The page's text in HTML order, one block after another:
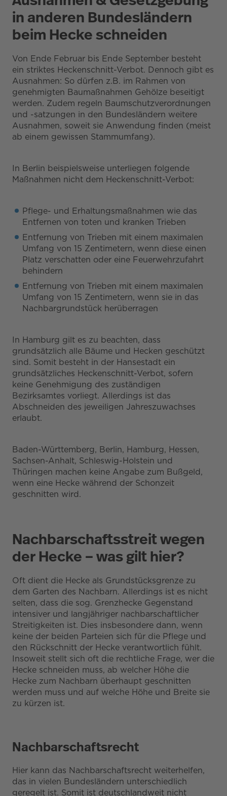
in anderen Bundesländern
beim Hecke schneiden
Von Ende Februar bis Ende September besteht
ein striktes Heckenschnitt-Verbot. Dennoch gibt es
Ausnahmen: So dürfen z.B. im Rahmen von
genehmigten Baumaßnahmen Gehölze beseitigt
werden. Zudem regeln Baumschutzverordnungen
und -satzungen in den Bundesländern weitere
Ausnahmen, soweit sie Anwendung finden (meist
ab einem gewissen Stammumfang).
In Berlin beispielsweise unterliegen folgende
Maßnahmen nicht dem Heckenschnitt-Verbot:
Pflege- und Erhaltungsmaßnahmen wie das
Entfernen von toten und kranken Trieben
Entfernung von Trieben mit einem maximalen
Umfang von 15 Zentimetern, wenn diese einen
Platz verschatten oder eine Feuerwehrzufahrt
behindern
Entfernung von Trieben mit einem maximalen
Umfang von 15 Zentimetern, wenn sie in das
Nachbargrundstück herüberragen
In Hamburg gilt es zu beachten, dass
grundsätzlich alle Bäume und Hecken geschützt
sind. Somit besteht in der Hansestadt ein
grundsätzliches Heckenschnitt-Verbot, sofern
keine Genehmigung des zuständigen
Bezirksamtes vorliegt. Allerdings ist das
Abschneiden des jeweiligen Jahreszuwachses
erlaubt.
Baden-Württemberg, Berlin, Hamburg, Hessen,
Sachsen-Anhalt, Schleswig-Holstein und
Thüringen machen keine Angabe zum Bußgeld,
wenn eine Hecke während der Schonzeit
geschnitten wird.
Nachbarschaftsstreit wegen
der Hecke – was gilt hier?
Oft dient die Hecke als Grundstücksgrenze zu
dem Garten des Nachbarn. Allerdings ist es nicht
selten, dass die sog. Grenzhecke Gegenstand
intensiver und langjähriger nachbarschaftlicher
Streitigkeiten ist. Dies insbesondere dann, wenn
keine der beiden Parteien sich für die Pflege und
den Rückschnitt der Hecke verantwortlich fühlt.
Insoweit stellt sich oft die rechtliche Frage, wer die
Hecke schneiden muss, ab welcher Höhe die
Hecke zum Nachbarn überhaupt geschnitten
werden muss und auf welche Höhe und Breite sie
zu kürzen ist.
Nachbarschaftsrecht
Hier kann das Nachbarschaftsrecht weiterhelfen,
das in vielen Bundesländern unterschiedlich
geregelt ist. Somit ist deutschlandweit nicht